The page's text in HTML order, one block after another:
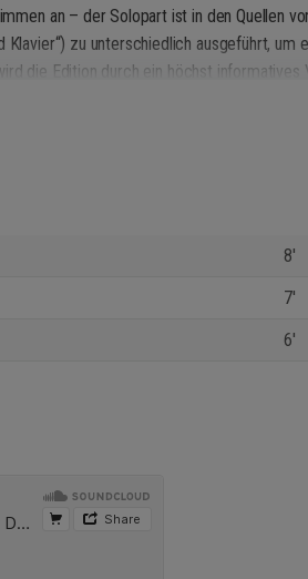
an – der Solopart ist in den Quellen
zu unterschiedlich ausgeführt, um
die Edition durch ein höchst informatives
überzeugende Stretta des Finales der
8'
7'
6'